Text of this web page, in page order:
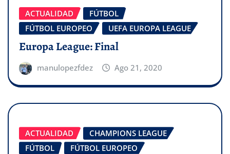
ACTUALIDAD
FÚTBOL
FÚTBOL EUROPEO
UEFA EUROPA LEAGUE
Europa League: Final
manulopezfdez Ago 21, 2020
ACTUALIDAD
CHAMPIONS LEAGUE
FÚTBOL
FÚTBOL EUROPEO